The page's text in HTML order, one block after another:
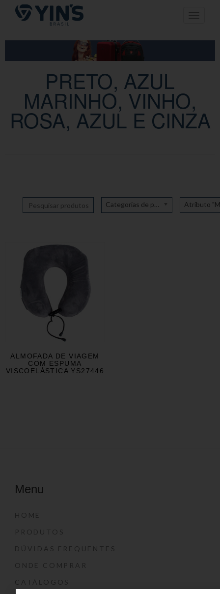
Pular
para
conteúdo
Toggle
PRETO, AZUL
MARINHO, VINHO,
ROSA, AZUL E CINZA
Categorias de produto
ALMOFADA DE VIAGEM
COM ESPUMA
VISCOELÁSTICA YS27446
Menu
HOME
PRODUTOS
DÚVIDAS FREQUENTES
ONDE COMPRAR
CATÁLOGOS